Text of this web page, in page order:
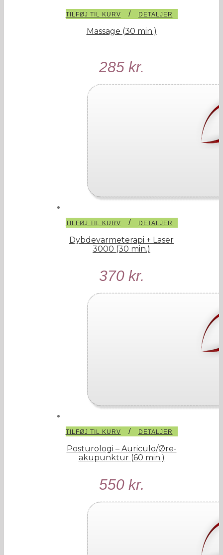
TILFØJ TIL KURV / DETALJER
Massage (30 min.)
285 kr.
TILFØJ TIL KURV / DETALJER
Dybdevarmeterapi + Laser
3000 (30 min.)
370 kr.
TILFØJ TIL KURV / DETALJER
Posturologi – Auriculo/Øre-
akupunktur (60 min.)
550 kr.